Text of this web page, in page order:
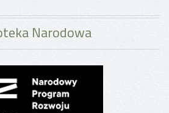
Narodowa